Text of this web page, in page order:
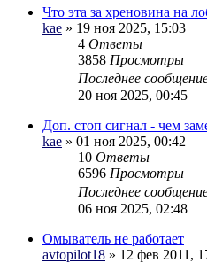
Что эта за хреновина на
kae » 19 ноя 2025, 15:03
4 Ответы
3858 Просмотры
Последнее
20 ноя 2025, 00:45
Доп. стоп сигнал - чем
kae » 01 ноя 2025, 00:42
10 Ответы
6596 Просмотры
Последнее
06 ноя 2025, 02:48
Омыватель не работает
avtopilot18 » 12 фев 2011,